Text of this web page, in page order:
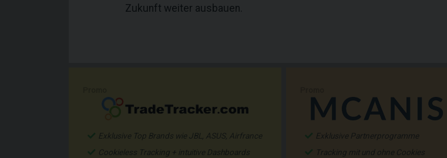
Zukunft weiter ausbauen.
Exklusive Top Brands wie JBL, ASUS, Airfrance
Cookieless Tracking + intuitive Dashboards
Exklusive Partnerprogramme
Tracking mit und ohne Cookies